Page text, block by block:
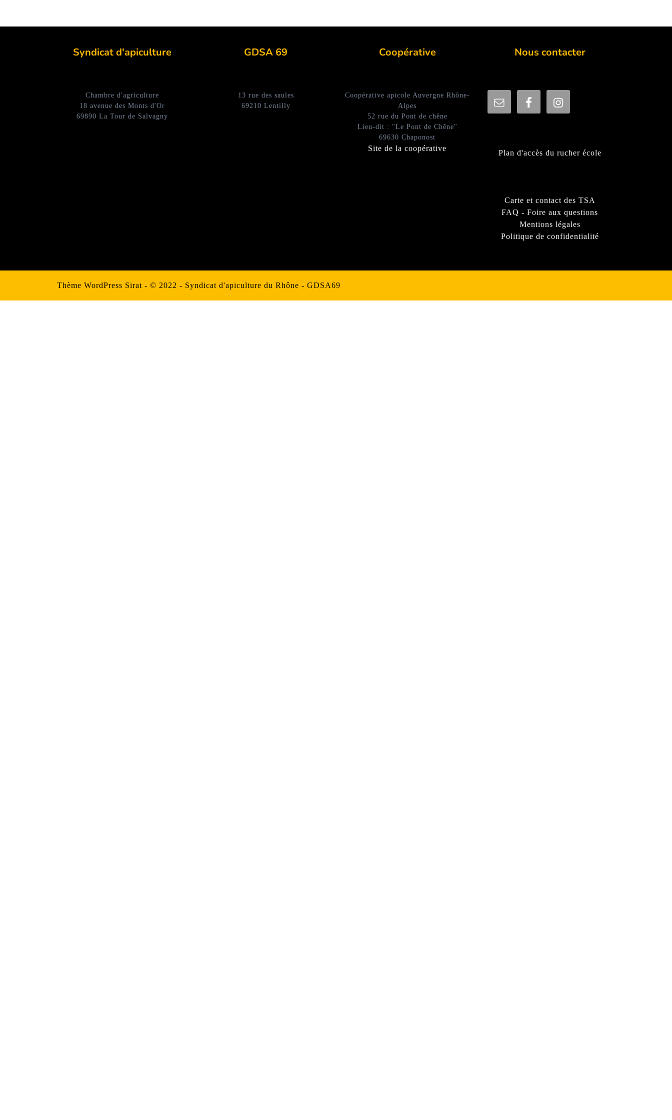
Syndicat d'apiculture
Chambre d'agriculture
18 avenue des Monts d'Or
69890 La Tour de Salvagny
GDSA 69
13 rue des saules
69210 Lentilly
Coopérative
Coopérative apicole Auvergne Rhône-
Alpes
52 rue du Pont de chêne
Lieu-dit : "Le Pont de Chêne"
69630 Chaponost
Site de la coopérative
Nous contacter
Plan d'accès du rucher école
Carte et contact des TSA
FAQ - Foire aux questions
Mentions légales
Politique de confidentialité
Thème WordPress Sirat - © 2022 - Syndicat d'apiculture du Rhône - GDSA69